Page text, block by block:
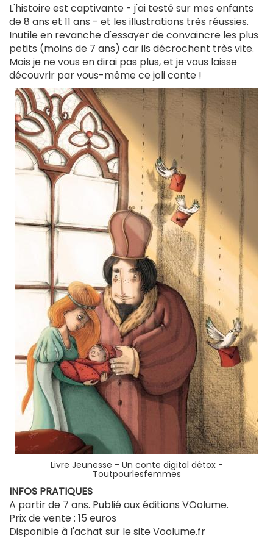
L'histoire est captivante - j'ai testé sur mes enfants
de 8 ans et 11 ans - et les illustrations très réussies.
Inutile en revanche d'essayer de convaincre les plus
petits (moins de 7 ans) car ils décrochent très vite.
Mais je ne vous en dirai pas plus, et je vous laisse
découvrir par vous-même ce joli conte !
Livre Jeunesse - Un conte digital détox -
Toutpourlesfemmes
INFOS PRATIQUES
A partir de 7 ans. Publié aux éditions VOolume.
Prix de vente : 15 euros
Disponible à l'achat sur le site Voolume.fr